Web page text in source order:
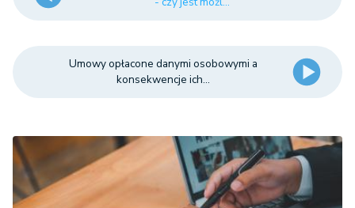
Umowy opłacone danymi osobowymi a
konsekwencje ich...